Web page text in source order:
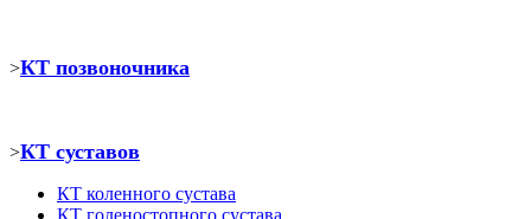
>КТ позвоночника
>КТ суставов
КТ коленного сустава
КТ голеностопного сустава